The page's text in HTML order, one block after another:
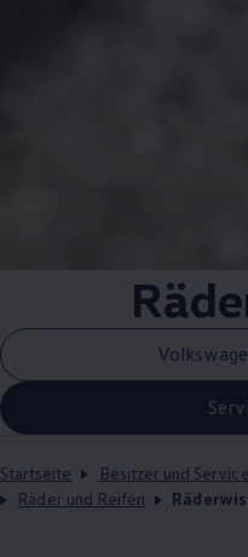
Startseite Besitzer und Service
Räder und Reifen